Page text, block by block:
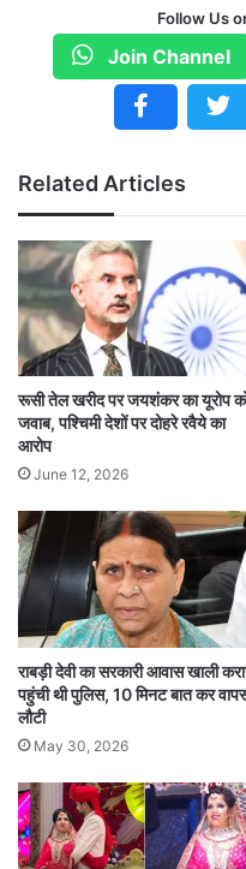
हुआ, जब कोच्चि से मुंबई आ
AI-2744 लैंडिंग के
से 17 मीटर दूर घास वाले
तस्वीरों में साफ देखा जा
के नैसेल यानी ढक्कन को
विमान के तीन टायर भी
मुताबिक, रनवे पर लगी
लाइट्स भी टूट गई हैं।
Follow Us
Join Channel
Related Articles
रूसी तेल खरीद पर जयशंकर का यूरोप
जवाब, पश्चिमी देशों पर दोहरे रवैये का
आरोप
June 12, 2026
राबड़ी देवी का सरकारी आवास खाली
पहुंची थी पुलिस, 10 मिनट बात कर
लौटी
May 30, 2026